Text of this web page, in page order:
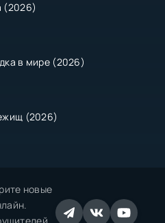
(2026)
в мире (2026)
(2026)
новые